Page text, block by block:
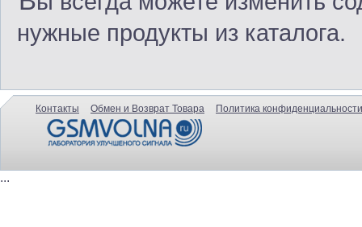
нужные продукты из каталога.
Контакты Обмен и Возврат Товара Политика
...